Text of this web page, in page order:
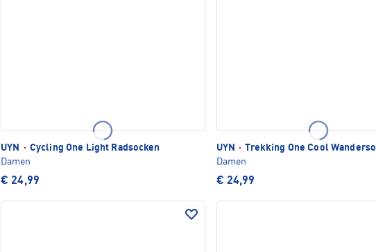
UYN · Cycling One Light Radsocken
Damen
€ 24,99
UYN · Trekking One Cool
Damen
€ 24,99